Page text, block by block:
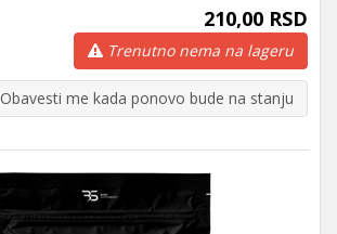
210,00 RSD
Trenutno nema na lageru
Obavesti me kada ponovo bude na stanju